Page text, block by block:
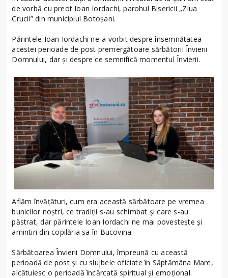
de vorbă cu preot Ioan Iordachi, parohul Bisericii „Ziua
Crucii” din municipiul Botoșani.
Părintele Ioan Iordachi ne-a vorbit despre însemnătatea
acestei perioade de post premergătoare sărbătorii Învierii
Domnului, dar și despre ce semnifică momentul Învierii.
Aflăm învățături, cum era această sărbătoare pe vremea
bunicilor noștri, ce tradiții s-au schimbat și care s-au
păstrat, dar părintele Ioan Iordachi ne mai povestește și
amintiri din copilăria sa în Bucovina.
Sărbătoarea Învierii Domnului, împreună cu această
perioadă de post și cu slujbele oficiate în Săptămâna Mare,
alcătuiesc o perioadă încărcată spiritual și emoțional.